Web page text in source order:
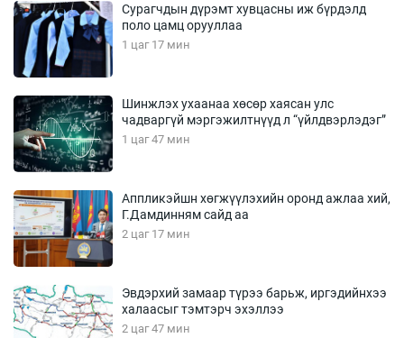
Сурагчдын дүрэмт хувцасны иж бүрдэлд
поло цамц орууллаа
1 цаг 17 мин
Шинжлэх ухаанаа хөсөр хаясан улс
чадваргүй мэргэжилтнүүд л “үйлдвэрлэдэг”
1 цаг 47 мин
Аппликэйшн хөгжүүлэхийн оронд ажлаа хий,
Г.Дамдинням сайд аа
2 цаг 17 мин
Эвдэрхий замаар түрээ барьж, иргэдийнхээ
халаасыг тэмтэрч эхэллээ
2 цаг 47 мин